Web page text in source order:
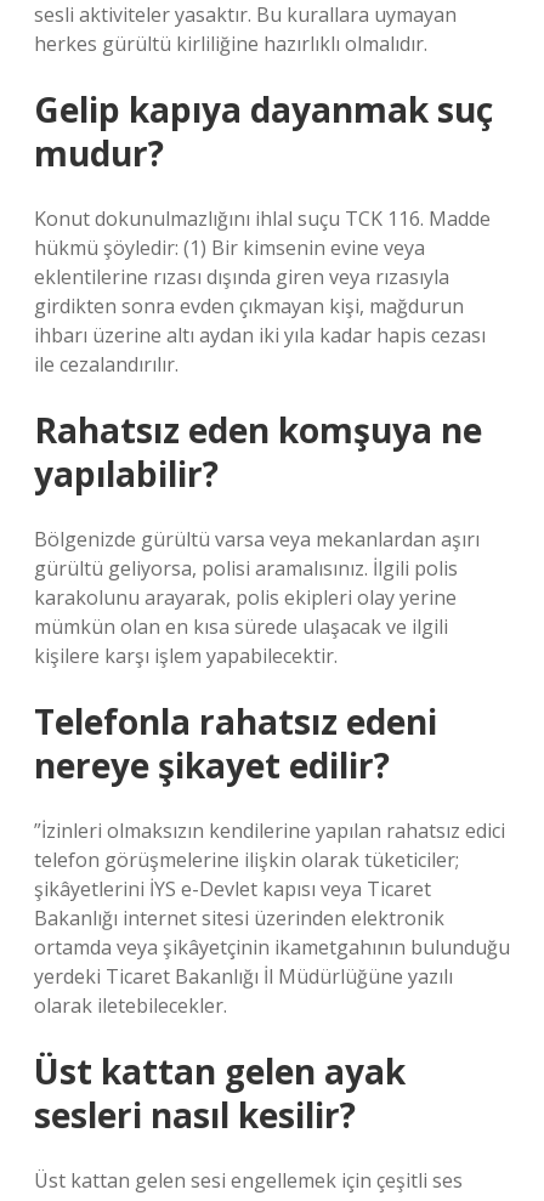
sesli aktiviteler yasaktır. Bu kurallara uymayan
herkes gürültü kirliliğine hazırlıklı olmalıdır.
Gelip kapıya dayanmak suç
mudur?
Konut dokunulmazlığını ihlal suçu TCK 116. Madde
hükmü şöyledir: (1) Bir kimsenin evine veya
eklentilerine rızası dışında giren veya rızasıyla
girdikten sonra evden çıkmayan kişi, mağdurun
ihbarı üzerine altı aydan iki yıla kadar hapis cezası
ile cezalandırılır.
Rahatsız eden komşuya ne
yapılabilir?
Bölgenizde gürültü varsa veya mekanlardan aşırı
gürültü geliyorsa, polisi aramalısınız. İlgili polis
karakolunu arayarak, polis ekipleri olay yerine
mümkün olan en kısa sürede ulaşacak ve ilgili
kişilere karşı işlem yapabilecektir.
Telefonla rahatsız edeni
nereye şikayet edilir?
”İzinleri olmaksızın kendilerine yapılan rahatsız edici
telefon görüşmelerine ilişkin olarak tüketiciler;
şikâyetlerini İYS e-Devlet kapısı veya Ticaret
Bakanlığı internet sitesi üzerinden elektronik
ortamda veya şikâyetçinin ikametgahının bulunduğu
yerdeki Ticaret Bakanlığı İl Müdürlüğüne yazılı
olarak iletebilecekler.
Üst kattan gelen ayak
sesleri nasıl kesilir?
Üst kattan gelen sesi engellemek için çeşitli ses